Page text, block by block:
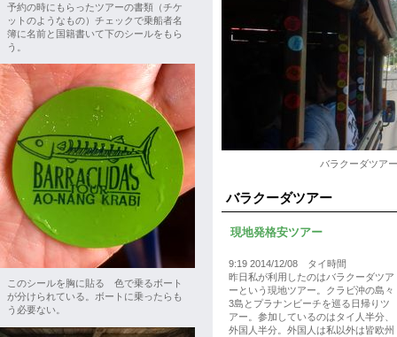
バラクーダツア
バラクーダツアー
現地発格安ツアー
9:19 2014/12/08 タイ時間
昨日私が利用したのはバラクーダツア
ーという現地ツアー。クラビ沖の島々
3島とプラナンビーチを巡る日帰りツ
アー。参加しているのはタイ人半分、
外国人半分。外国人は私以外は皆欧州
予約の時にもらったツアーの書類（チケ
ットのようなもの）チェックで乗船者名
簿に名前と国籍書いて下のシールをもら
う。
このシールを胸に貼る 色で乗るボート
が分けられている。ボートに乗ったらも
う必要ない。